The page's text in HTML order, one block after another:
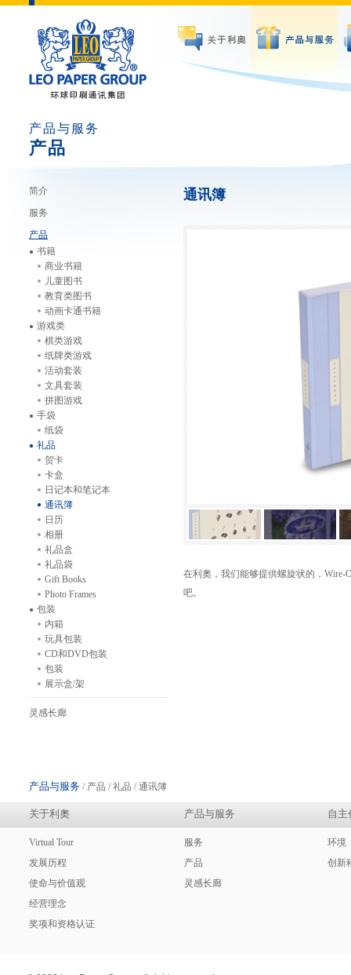
产品与服务
产品
简介
服务
产品
书籍
商业书籍
儿童图书
教育类图书
动画卡通书籍
游戏类
棋类游戏
纸牌类游戏
活动套装
文具套装
拼图游戏
手袋
纸袋
礼品
贺卡
卡盒
日记本和笔记本
通讯簿
日历
相册
礼品盒
礼品袋
Gift Books
Photo Frames
包装
内箱
玩具包装
CD和DVD包装
包装
展示盒/架
灵感长廊
通讯簿
在利奧，我们能够提供螺旋状的，
吧。
产品与服务 / 产品 / 礼品 / 通讯簿
关于利奧 产品与服务 自主
Virtual Tour
发展历程
使命与价值观
经营理念
奖项和资格认证
服务
产品
灵感长廊
环境
创新